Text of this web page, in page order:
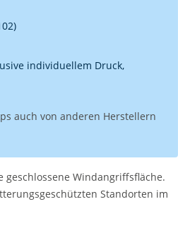
individuellem Druck,
auch von anderen Herstellern
Windangriffsfläche.
Standorten im